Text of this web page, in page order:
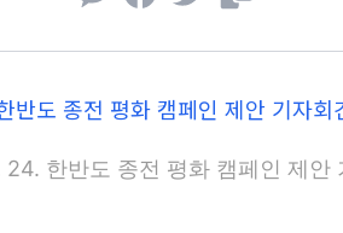
한반도 종전 평화 캠페인 제안